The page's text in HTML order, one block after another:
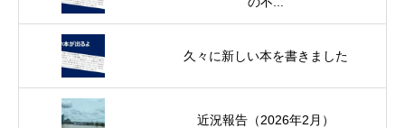
久々に新しい本を書きました
近況報告（2026年2月）